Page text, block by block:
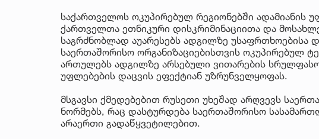
საქართველოს ოკუპირებულ რეგიონებში ადამიანის
ქართველთა ეთნიკური დისკრიმინაციითა და
საგრძნობლად აუარესებს ადგილზე უსაფრთხოებისა
საერთაშორისო ორგანიზაციებისთვის ოკუპირებულ
ართულებს ადგილზე არსებული ვითარების
უფლებების დაცვის ეფექტიან უზრუნველყოფას.
მსგავსი ქმედებებით რუსეთი უხეშად არღვევს
ნორმებს, რაც დასტურდება საერთაშორისო
არაერთი გადაწყვეტილებით.